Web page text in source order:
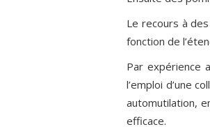
Le recours à
fonction de
Par expérience
l’emploi d’une
automutilation,
efficace.